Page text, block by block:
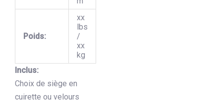
Poids:
xx
lbs
/
xx
kg
Inclus:
Choix de siège en
cuirette ou velours